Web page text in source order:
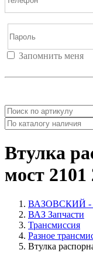
Запомнить меня
Втулка
мост 2101
ВАЗОВСКИЙ -
ВАЗ Запчасти
Трансмиссия
Разное
Втулка